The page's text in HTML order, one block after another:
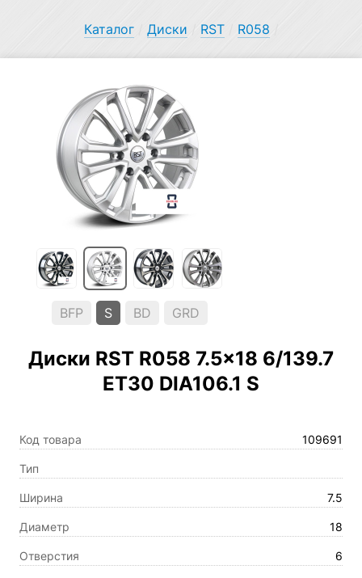
Каталог/ Диски RST/ R058
BFP S BD GRD
Диски RST R058 7.5×18 6/139.7
ET30 DIA106.1 S
Код товара 109691
Тип
Ширина 7.5
Диаметр 18
Отверстия 6